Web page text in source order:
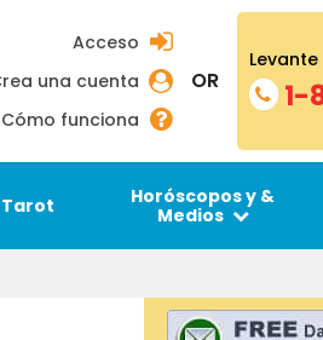
Acceso
una cuenta
Cómo funciona
OR 1-
Tarot
Horóscopos y &
Medios